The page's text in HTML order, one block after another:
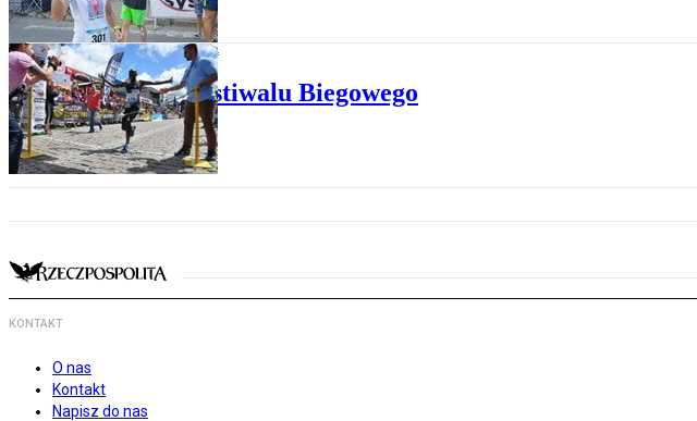
LEKKOATLETYKA
Liga Festiwalu Biegowego
KONTAKT
O nas
Kontakt
Napisz do nas